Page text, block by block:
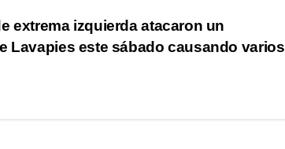
extrema izquierda atacaron un
Lavapies este sábado causando varios